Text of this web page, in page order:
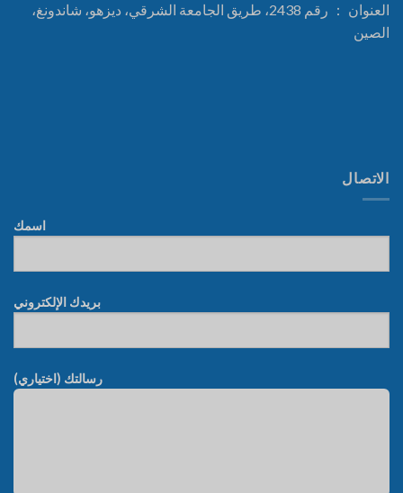
العنوان ： رقم 2438، طريق الجامعة الشرقي، ديزهو، شاندونغ،
الصين
الاتصال
اسمك
بريدك الإلكتروني
رسالتك (اختياري)